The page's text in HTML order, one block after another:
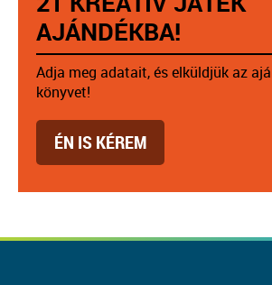
AJÁNDÉKBA!
Adja meg adatait, és elküldjük az
könyvet!
ÉN IS KÉREM